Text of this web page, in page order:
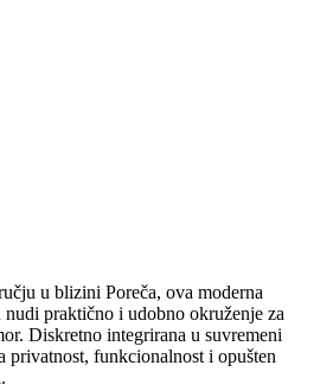
u blizini Poreča, ova moderna
nudi praktično i udobno okruženje za
Diskretno integrirana u suvremeni
privatnost, funkcionalnost i opušten